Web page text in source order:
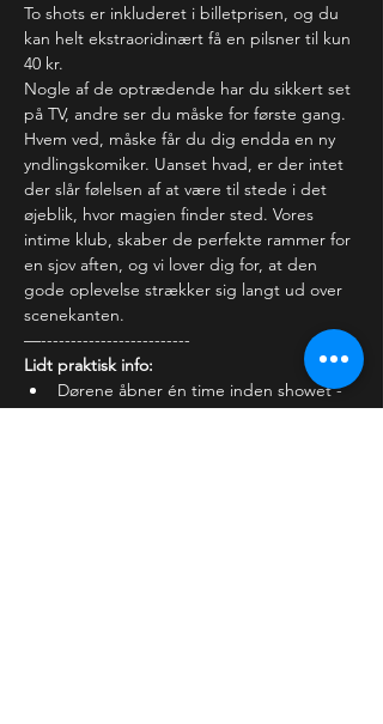
To shots er inkluderet i billetprisen, og du
kan helt ekstraoridinært få en pilsner til kun
40 kr.
Nogle af de optrædende har du sikkert set
på TV, andre ser du måske for første gang.
Hvem ved, måske får du dig endda en ny
yndlingskomiker. Uanset hvad, er der intet
der slår følelsen af at være til stede i det
øjeblik, hvor magien finder sted. Vores
intime klub, skaber de perfekte rammer for
en sjov aften, og vi lover dig for, at den
gode oplevelse strækker sig langt ud over
scenekanten.
—-------------------------
Lidt praktisk info:
Dørene åbner én time inden showet -
kom og lad din stand-up…